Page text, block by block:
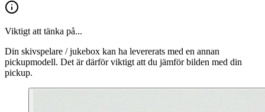
Viktigt att tänka på...
Din skivspelare / jukebox kan ha levererats med en annan
pickupmodell. Det är därför viktigt att du jämför bilden med din
pickup.